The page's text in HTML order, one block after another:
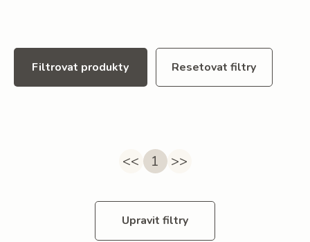
Filtrovat produkty Resetovat filtry
<< 1 >>
Upravit filtry